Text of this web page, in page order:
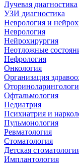
Лучевая диагностика
УЗИ диагностика
Неврология и
Неврология
Нейрохирургия
Неотложные
Нефрология
Онкология
Организация
Офтальмология
Педиатрия
Психиатрия и
Пульмонология
Ревматология
Стоматология
Детская
Имплантология